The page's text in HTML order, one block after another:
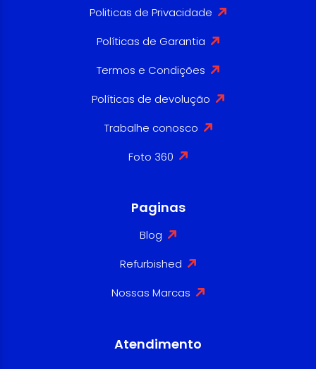
Politicas de Privacidade
Políticas de Garantia
Termos e Condições
Políticas de devolução
Trabalhe conosco
Foto 360
Paginas
Blog
Refurbished
Nossas Marcas
Atendimento